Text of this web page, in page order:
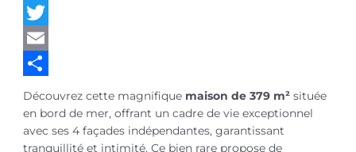
WhatsApp
Twitter
Email
Partager
Découvrez cette magnifique maison de 379 m² située
en bord de mer, offrant un cadre de vie exceptionnel
avec ses 4 façades indépendantes, garantissant
tranquillité et intimité. Ce bien rare propose de